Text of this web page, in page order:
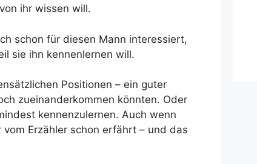
ihr wissen will.
schon für diesen Mann interessiert,
sie ihn kennenlernen will.
Positionen – ein guter
zueinanderkommen könnten. Oder
kennenzulernen. Auch wenn
Erzähler schon erfährt – und das